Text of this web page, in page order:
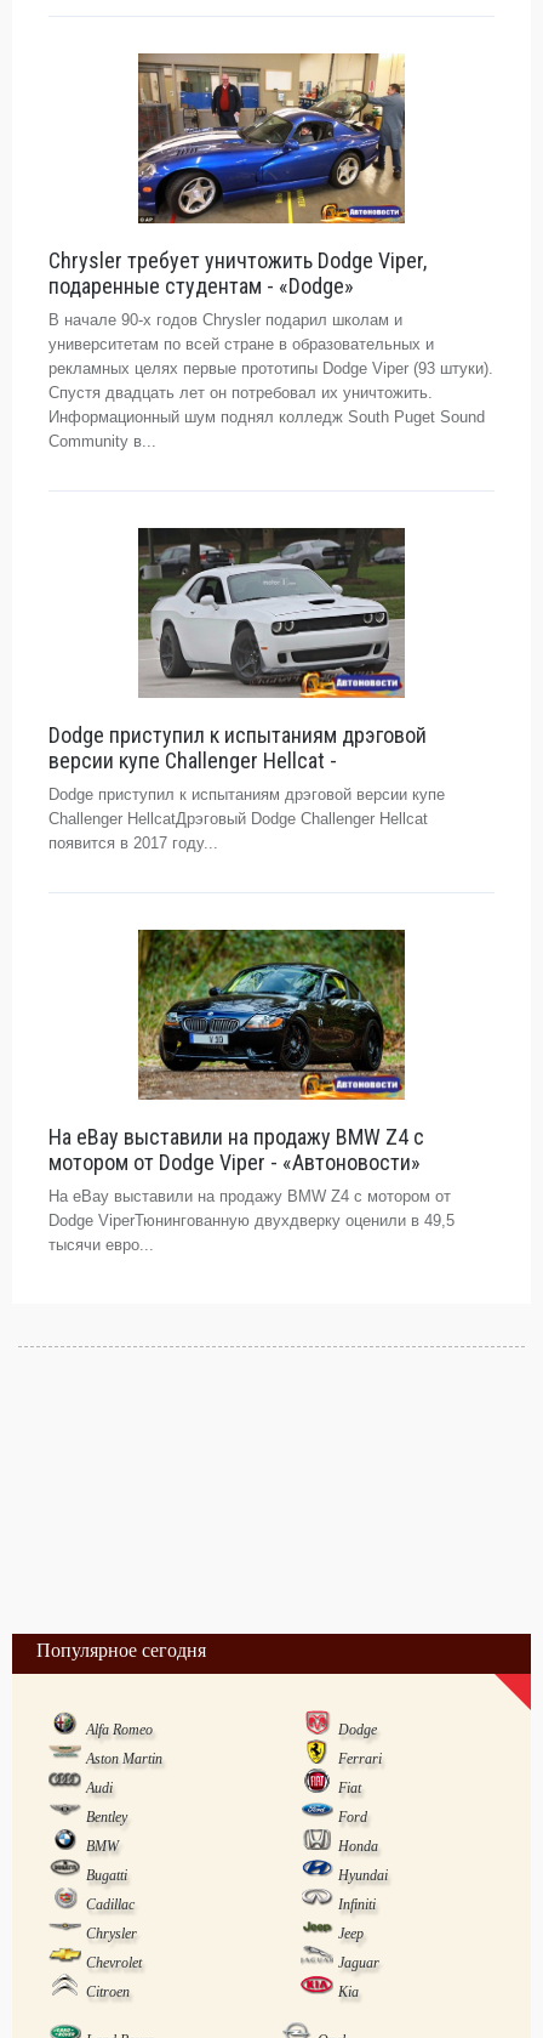
Chrysler требует уничтожить Dodge Viper,
подаренные студентам - «Dodge»
В начале 90-x годов Chrysler подарил школам и
университетам по всей стране в образовательных и
рекламных целях первые прототипы Dodge Viper (93 штуки).
Спустя двадцать лет он потребовал их уничтожить.
Информационный шум поднял колледж South Puget Sound
Community в...
Dodge приступил к испытаниям дрэговой
версии купе Challenger Hellcat -
Dodge приступил к испытаниям дрэговой версии купе
Challenger HellcatДрэговый Dodge Challenger Hellcat
появится в 2017 году...
На eBay выставили на продажу BMW Z4 с
мотором от Dodge Viper - «Автоновости»
На eBay выставили на продажу BMW Z4 с мотором от
Dodge ViperТюнингованную двухдверку оценили в 49,5
тысячи евро...
Популярное сегодня
Alfa Romeo
Dodge
Aston Martin
Ferrari
Audi
Fiat
Bentley
Ford
BMW
Honda
Bugatti
Hyundai
Cadillac
Infiniti
Chrysler
Jeep
Chevrolet
Jaguar
Citroen
Kia